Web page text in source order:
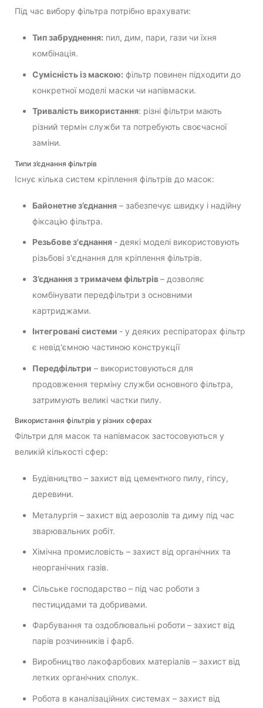
Під час вибору фільтра потрібно врахувати:
Тип забруднення: пил, дим, пари, гази чи їхня
комбінація.
Сумісність із маскою: фільтр повинен підходити до
конкретної моделі маски чи напівмаски.
Тривалість використання: різні фільтри мають
різний термін служби та потребують своєчасної
заміни.
Типи з’єднання фільтрів
Існує кілька систем кріплення фільтрів до масок:
Байонетне з’єднання – забезпечує швидку і надійну
фіксацію фільтра.
Резьбове з'єднання - деякі моделі використовують
різьбові з'єднання для кріплення фільтрів.
З’єднання з тримачем фільтрів– дозволяє
комбінувати передфільтри з основними
картриджами.
Інтегровані системи - у деяких респіраторах фільтр
є невід'ємною частиною конструкції
Передфільтри – використовуються для
продовження терміну служби основного фільтра,
затримують великі частки пилу.
Використання фільтрів у різних сферах
Фільтри для масок та напівмасок застосовуються у
великій кількості сфер:
Будівництво – захист від цементного пилу, гіпсу,
деревини.
Металургія – захист від аерозолів та диму під час
зварювальних робіт.
Хімічна промисловість – захист від органічних та
неорганічних газів.
Сільське господарство – під час роботи з
пестицидами та добривами.
Фарбування та оздоблювальні роботи – захист від
парів розчинників і фарб.
Виробництво лакофарбових матеріалів – захист від
летких органічних сполук.
Робота в каналізаційних системах – захист від